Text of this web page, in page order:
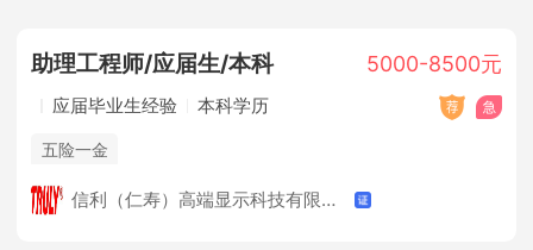
助理工程师/应届生/本科 5000-8500元
应届毕业生经验 本科学历
五险一金
信利（仁寿）高端显示科技有限公司